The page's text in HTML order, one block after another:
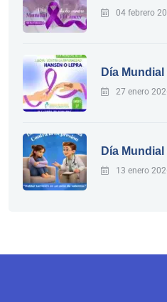
04 febrero
Día
27 enero
Día
13 enero